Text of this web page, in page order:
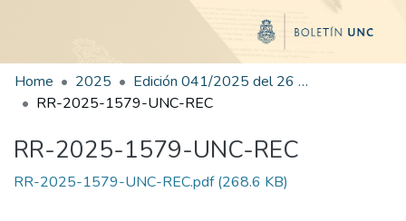
Home 2025
Edición 041/2025 del 26 de agosto de 2025
RR-2025-1579-UNC-REC
RR-2025-1579-UNC-REC
RR-2025-1579-UNC-REC.pdf(268.6 KB)